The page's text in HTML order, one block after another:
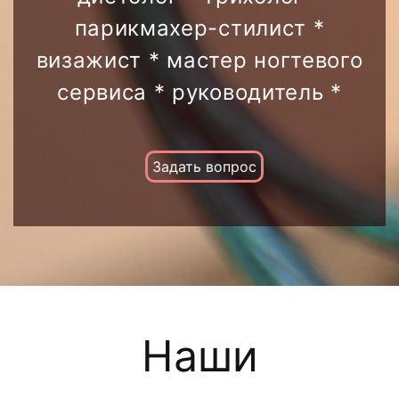
парикмахер-стилист *
визажист * мастер ногтевого
сервиса * руководитель *
Задать вопрос
Наши